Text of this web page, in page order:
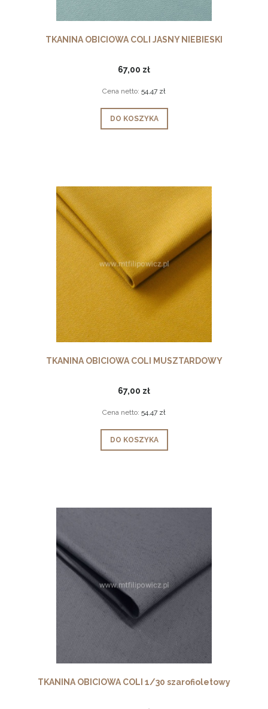
TKANINA OBICIOWA COLI JASNY NIEBIESKI
67,00 zł
Cena netto: 54,47 zł
DO KOSZYKA
TKANINA OBICIOWA COLI MUSZTARDOWY
67,00 zł
Cena netto: 54,47 zł
DO KOSZYKA
TKANINA OBICIOWA COLI 1/30 szarofioletowy